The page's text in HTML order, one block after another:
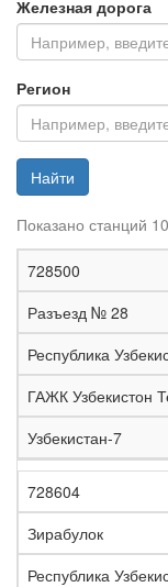
Железная дорога
Регион
Найти
Показано станций
К
о
д
Н
а
з
в
а
н
и
е
С
т
а
н
а
е
л
е
з
н
а
я
д
о
о
а
е
и
н
728500
Разъезд № 28
Республика
ГАЖК Узбекистон
Узбекистан-7
728604
Зирабулок
Республика